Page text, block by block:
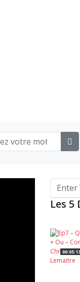
Les 5
00:05:13